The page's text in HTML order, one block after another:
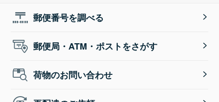
郵便番号を調べる
郵便局・ATM・ポストをさがす
荷物のお問い合わせ